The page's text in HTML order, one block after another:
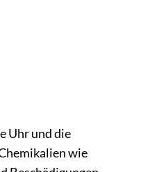
Uhr und die
wie